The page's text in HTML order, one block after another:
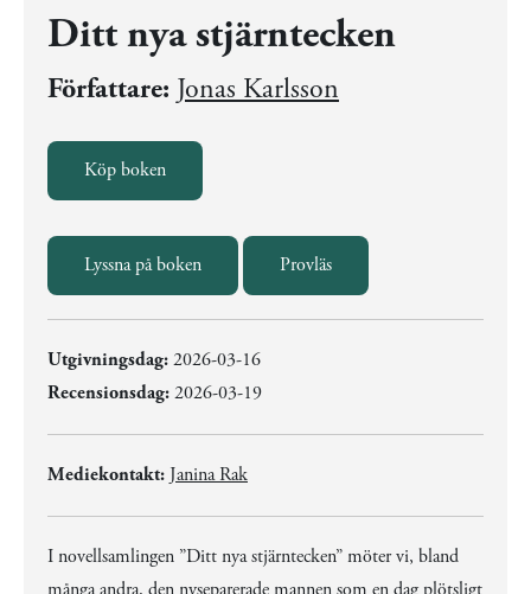
Ditt nya stjärntecken
Författare: Jonas Karlsson
Köp boken
Lyssna på boken Provläs
Utgivningsdag:2026-03-16
Recensionsdag:2026-03-19
Mediekontakt: Janina Rak
I novellsamlingen ”Ditt nya stjärntecken” möter vi, bland